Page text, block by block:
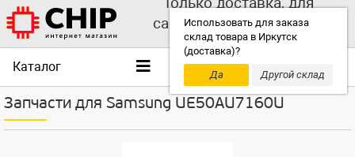
Использовать для заказа
склад товара в Иркутск
(доставка)?
Да
Другой склад
самовывоза выбирайте
другой склад!
Каталог
Запчасти для Samsung UE50AU7160U